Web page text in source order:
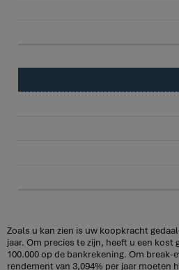
Zoals u kan zien is uw koopkracht
jaar. Om precies te zijn, heeft u een kost
100.000 op de bankrekening. Om break-
rendement van 3,094% per jaar moeten